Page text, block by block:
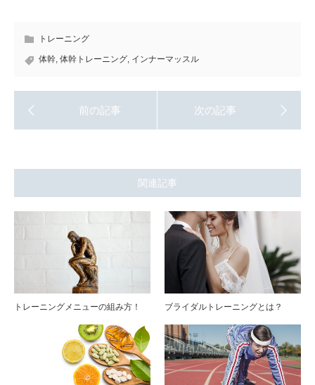
トレーニング
体幹, 体幹トレーニング, インナーマッスル
関連記事
トレーニングメニューの組み方！ ブライダルトレーニングとは？